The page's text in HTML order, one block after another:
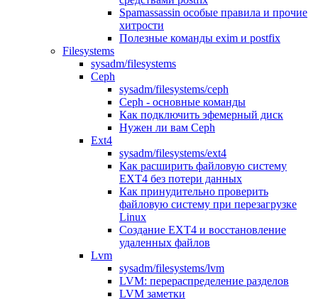
Spamassassin особые правила и прочие
хитрости
Полезные команды exim и postfix
Filesystems
sysadm/filesystems
Ceph
sysadm/filesystems/ceph
Ceph - основные команды
Как подключить эфемерный диск
Нужен ли вам Ceph
Ext4
sysadm/filesystems/ext4
Как расширить файловую систему
EXT4 без потери данных
Как принудительно проверить
файловую систему при перезагрузке
Linux
Создание EXT4 и восстановление
удаленных файлов
Lvm
sysadm/filesystems/lvm
LVM: перераспределение разделов
LVM заметки